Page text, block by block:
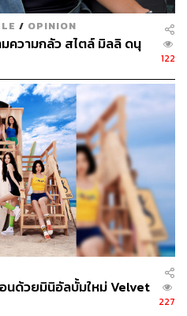
/ OPINION
มความกลัว สไตล์ มิลลิ ดนุ
122
นด้วยมินิอัลบั้มใหม่ Velvet
227